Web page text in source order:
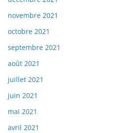
novembre 2021
octobre 2021
septembre 2021
août 2021
juillet 2021
juin 2021
mai 2021
avril 2021